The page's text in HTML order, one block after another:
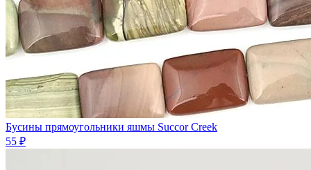
Бусины прямоугольники яшмы Succor Creek
55 ₽